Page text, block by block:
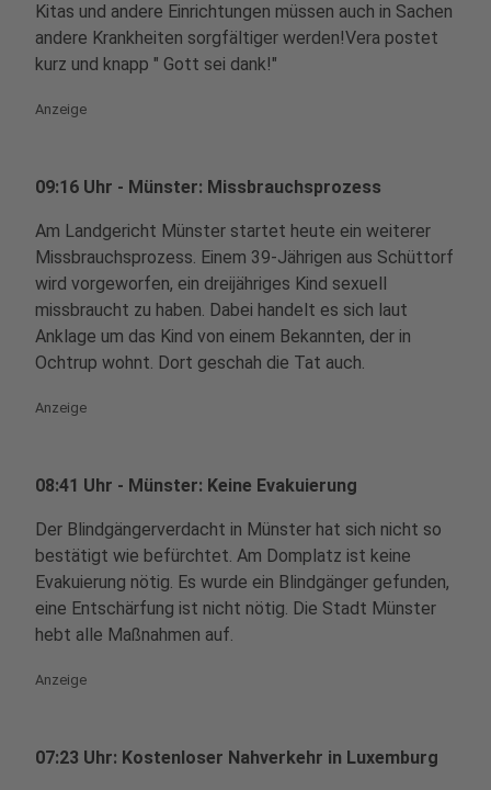
Kitas und andere Einrichtungen müssen auch in Sachen
andere Krankheiten sorgfältiger werden!Vera postet
kurz und knapp " Gott sei dank!"
Anzeige
09:16 Uhr - Münster: Missbrauchsprozess
Am Landgericht Münster startet heute ein weiterer
Missbrauchsprozess. Einem 39-Jährigen aus Schüttorf
wird vorgeworfen, ein dreijähriges Kind sexuell
missbraucht zu haben. Dabei handelt es sich laut
Anklage um das Kind von einem Bekannten, der in
Ochtrup wohnt. Dort geschah die Tat auch.
Anzeige
08:41 Uhr - Münster: Keine Evakuierung
Der Blindgängerverdacht in Münster hat sich nicht so
bestätigt wie befürchtet. Am Domplatz ist keine
Evakuierung nötig. Es wurde ein Blindgänger gefunden,
eine Entschärfung ist nicht nötig. Die Stadt Münster
hebt alle Maßnahmen auf.
Anzeige
07:23 Uhr: Kostenloser Nahverkehr in Luxemburg